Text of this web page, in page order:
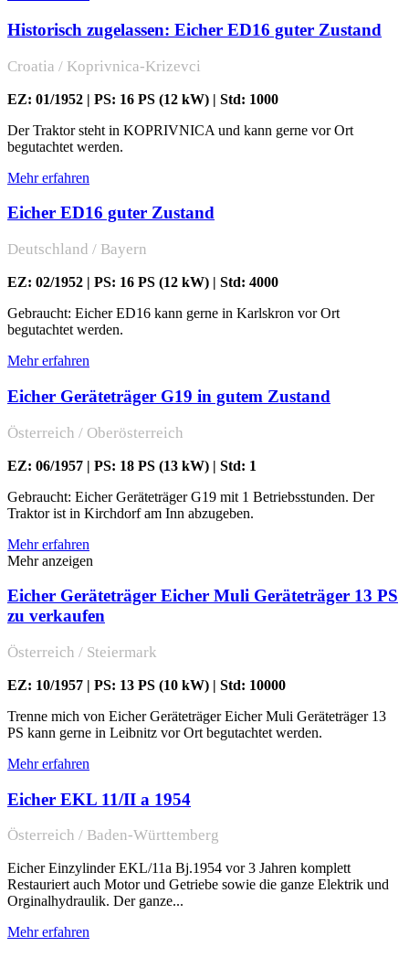
Historisch zugelassen: Eicher ED16 guter Zustand
Croatia / Koprivnica-Krizevci
EZ: 01/1952 | PS: 16 PS (12 kW) | Std: 1000
Der Traktor steht in KOPRIVNICA und kann gerne vor Ort
begutachtet werden.
Mehr erfahren
Eicher ED16 guter Zustand
Deutschland / Bayern
EZ: 02/1952 | PS: 16 PS (12 kW) | Std: 4000
Gebraucht: Eicher ED16 kann gerne in Karlskron vor Ort
begutachtet werden.
Mehr erfahren
Eicher Geräteträger G19 in gutem Zustand
Österreich / Oberösterreich
EZ: 06/1957 | PS: 18 PS (13 kW) | Std: 1
Gebraucht: Eicher Geräteträger G19 mit 1 Betriebsstunden. Der
Traktor ist in Kirchdorf am Inn abzugeben.
Mehr erfahren
Mehr anzeigen
Eicher Geräteträger Eicher Muli Geräteträger 13 PS
zu verkaufen
Österreich / Steiermark
EZ: 10/1957 | PS: 13 PS (10 kW) | Std: 10000
Trenne mich von Eicher Geräteträger Eicher Muli Geräteträger 13
PS kann gerne in Leibnitz vor Ort begutachtet werden.
Mehr erfahren
Eicher EKL 11/II a 1954
Österreich / Baden-Württemberg
Eicher Einzylinder EKL/11a Bj.1954 vor 3 Jahren komplett
Restauriert auch Motor und Getriebe sowie die ganze Elektrik und
Orginalhydraulik. Der ganze...
Mehr erfahren